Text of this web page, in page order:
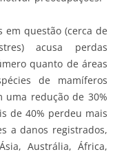
em questão (cerca de
acusa perdas
quanto de áreas
de mamíferos
uma redução de 30%
de 40% perdeu mais
a danos registrados,
Austrália, África,